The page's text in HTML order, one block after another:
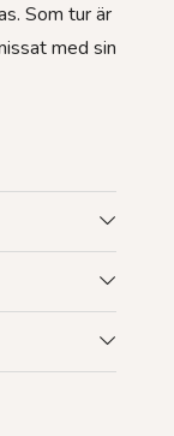
Som tur är
med sin